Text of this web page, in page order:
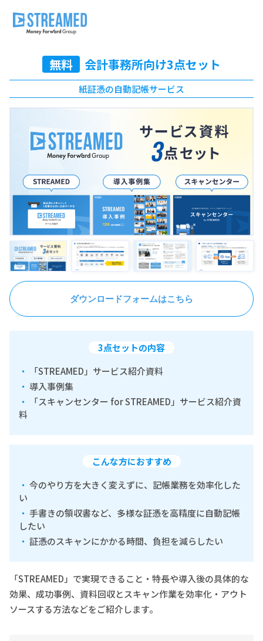
無料 会計事務所向け3点セット
紙証憑の自動記帳サービス
ダウンロードフォームはこちら
3点セットの内容
「STREAMED」サービス紹介資料
導入事例集
「スキャンセンター for STREAMED」サービス紹介資
料
こんな方におすすめ
今のやり方を大きく変えずに、記帳業務を効率化した
い
手書きの領収書など、多様な証憑を高精度に自動記帳
したい
証憑のスキャンにかかる時間、負担を減らしたい
「STREAMED」で実現できること・特長や導入後の具体的な
効果、成功事例、資料回収とスキャン作業を効率化・アウト
ソースする方法などをご紹介します。